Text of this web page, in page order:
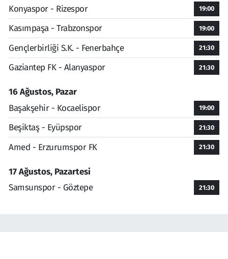
Konyaspor - Rizespor
19:00
Kasımpaşa - Trabzonspor 19:00
Gençlerbirliği S.K. - Fenerbahçe 21:30
Gaziantep FK - Alanyaspor 21:30
16 Ağustos, Pazar
Başakşehir - Kocaelispor
19:00
Beşiktaş - Eyüpspor 21:30
Amed - Erzurumspor FK 21:30
17 Ağustos, Pazartesi
Samsunspor - Göztepe
21:30